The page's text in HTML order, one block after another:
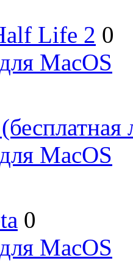
Life 2 0
MacOS
MacOS
0
MacOS